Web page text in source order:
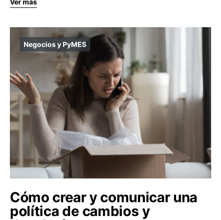
Negocios y PyMES
Cómo crear y comunicar una
política de cambios y